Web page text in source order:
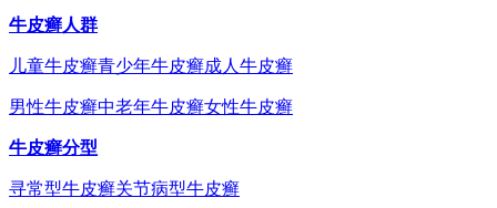
牛皮癣人群
儿童牛皮癣青少年牛皮癣成人牛皮癣
男性牛皮癣中老年牛皮癣女性牛皮癣
牛皮癣分型
寻常型牛皮癣关节病型牛皮癣